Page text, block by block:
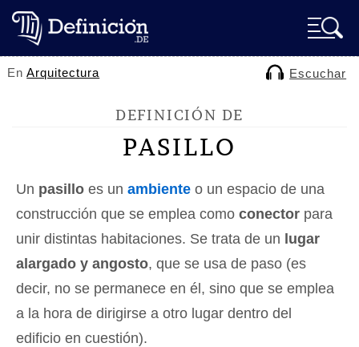
EnArquitectura Escuchar
DEFINICIÓN DE
PASILLO
Un pasillo es un ambiente o un espacio de una
construcción que se emplea como conector para
unir distintas habitaciones. Se trata de un lugar
alargado y angosto, que se usa de paso (es
decir, no se permanece en él, sino que se emplea
a la hora de dirigirse a otro lugar dentro del
edificio en cuestión).